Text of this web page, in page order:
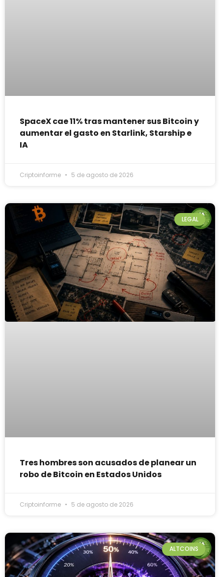
SpaceX cae 11% tras mantener sus Bitcoin y
aumentar el gasto en Starlink, Starship e
IA
Criptoinforme 5 de agosto de 2026
LEGAL
Tres hombres son acusados de planear un
robo de Bitcoin en Estados Unidos
Criptoinforme 5 de agosto de 2026
ALTCOINS